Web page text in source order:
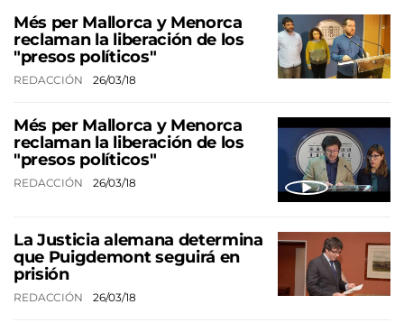
Més per Mallorca y Menorca
reclaman la liberación de los
"presos políticos"
REDACCIÓN 26/03/18
Més per Mallorca y Menorca
reclaman la liberación de los
"presos políticos"
REDACCIÓN 26/03/18
La Justicia alemana determina
que Puigdemont seguirá en
prisión
REDACCIÓN 26/03/18